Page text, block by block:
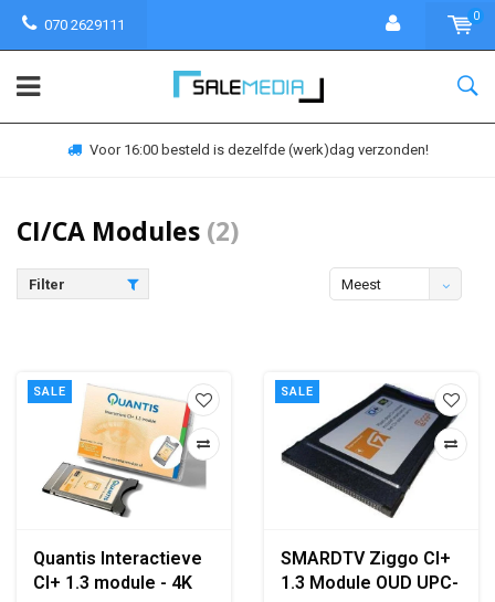
070 2629111
0
Voor 16:00 besteld is dezelfde (werk)dag verzonden!
CI/CA Modules (2)
Filter
Meest
SALE
Quantis Interactieve
CI+ 1.3 module - 4K
SALE
SMARDTV Ziggo CI+
1.3 Module OUD UPC-